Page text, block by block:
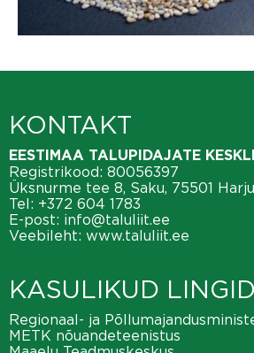
KONTAKT
EESTIMAA TALUPIDAJATE
Registrikood: 80056397
Üksnurme tee 8, Saku, 75501
Tel: +372 604 1783
E-post: info@taluliit.ee
Veebileht: www.taluliit.ee
KASULIKUD LINGID
Regionaal- ja
METK nõuandeteenistus